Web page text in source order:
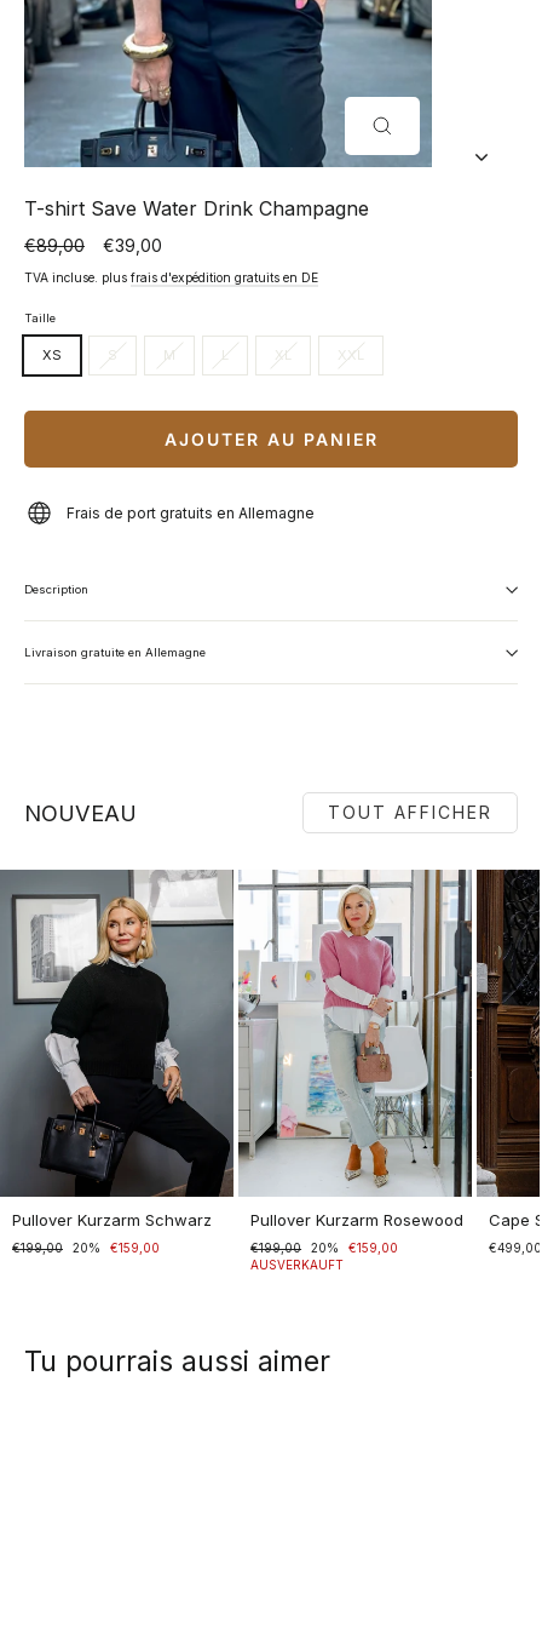
FERMER
(ESC)
T-shirt Save Water Drink Champagne
Prix
normal
€89,00
Prix
spécial
€39,00
TVA incluse. plus frais d'expédition gratuits en DE
Taille
XS S M L XL XXL
AJOUTER AU PANIER
Frais de port gratuits en Allemagne
Description
Livraison gratuite en Allemagne
NOUVEAU TOUT AFFICHER
Pullover Kurzarm Schwarz
Normaler
€199,00
Sonderpreis20% €159,00
Pullover Kurzarm Rosewood
Normaler
Preis
€199,00
Sonderpreis20%
€159,00
AUSVERKAUFT
Cape
€499,00
Tu pourrais aussi aimer